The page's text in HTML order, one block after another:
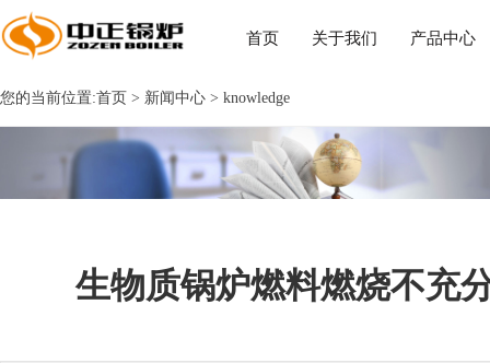
首页 关于我们 产品中心
您的当前位置:首页 > 新闻中心 > knowledge
生物质锅炉燃料燃烧不充